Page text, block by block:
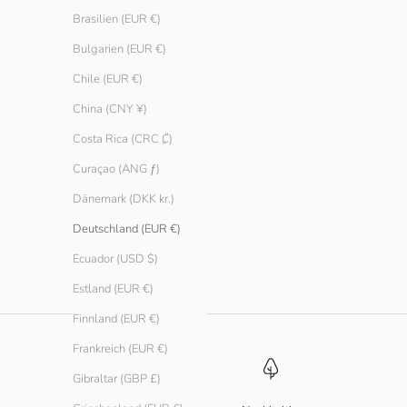
Brasilien (EUR €)
Bulgarien (EUR €)
Chile (EUR €)
China (CNY ¥)
Costa Rica (CRC ₡)
Curaçao (ANG ƒ)
Dänemark (DKK kr.)
Deutschland (EUR €)
Ecuador (USD $)
Estland (EUR €)
Finnland (EUR €)
Frankreich (EUR €)
Gibraltar (GBP £)
Angebot
€ 39.90